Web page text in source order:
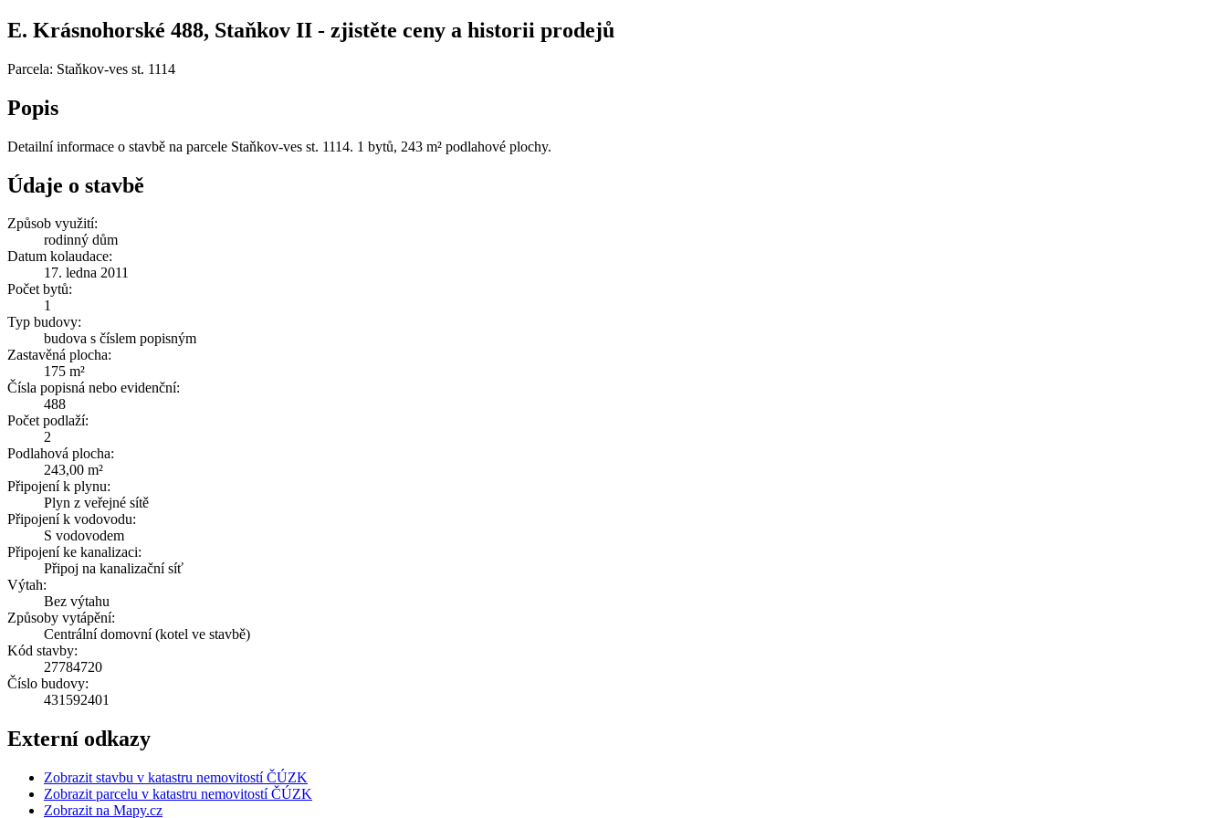
E. Krásnohorské 488, Staňkov II - zjistěte ceny a historii prodejů
Parcela: Staňkov-ves st. 1114
Popis
Detailní informace o stavbě na parcele Staňkov-ves st. 1114. 1 bytů, 243 m² podlahové plochy.
Údaje o stavbě
Způsob využití:
rodinný dům
Datum kolaudace:
17. ledna 2011
Počet bytů:
1
Typ budovy:
budova s číslem popisným
Zastavěná plocha:
175 m²
Čísla popisná nebo evidenční:
488
Počet podlaží:
2
Podlahová plocha:
243,00 m²
Připojení k plynu:
Plyn z veřejné sítě
Připojení k vodovodu:
S vodovodem
Připojení ke kanalizaci:
Připoj na kanalizační síť
Výtah:
Bez výtahu
Způsoby vytápění:
Centrální domovní (kotel ve stavbě)
Kód stavby:
27784720
Číslo budovy:
431592401
Externí odkazy
Zobrazit stavbu v katastru nemovitostí ČÚZK
Zobrazit parcelu v katastru nemovitostí ČÚZK
Zobrazit na Mapy.cz